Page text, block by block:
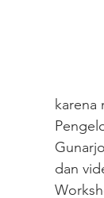
karena
dan